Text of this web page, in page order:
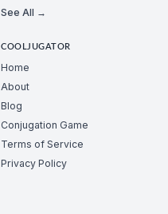
See All →
COOLJUGATOR
Home
About
Blog
Conjugation Game
Terms of Service
Privacy Policy